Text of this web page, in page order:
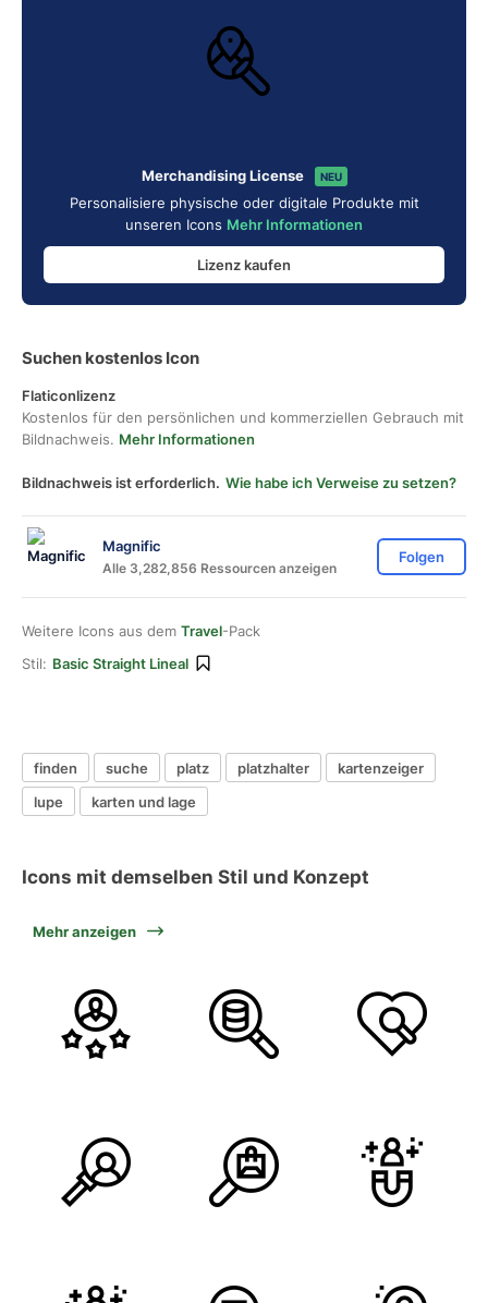
Merchandising License NEU
Personalisiere physische oder digitale Produkte mit
unseren Icons Mehr Informationen
Lizenz kaufen
Suchen kostenlos Icon
Flaticonlizenz
Kostenlos für den persönlichen und kommerziellen Gebrauch mit
Bildnachweis. Mehr Informationen
Bildnachweis ist erforderlich. Wie habe ich Verweise zu setzen?
Magnific
Alle 3,282,856 Ressourcen anzeigen
Folgen
Weitere Icons aus dem Travel-Pack
Stil: Basic Straight Lineal
finden suche platz platzhalter
kartenzeiger
lupe
karten und lage
Icons mit demselben Stil und Konzept
Mehr anzeigen